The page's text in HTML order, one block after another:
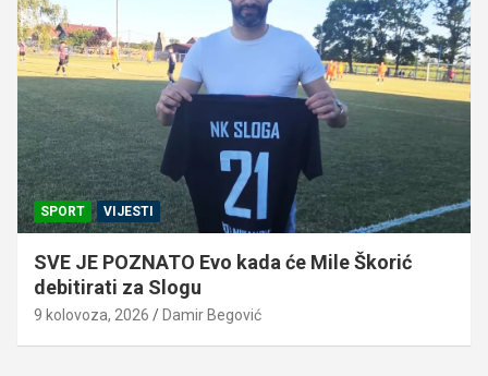
SPORT VIJESTI
SVE JE POZNATO Evo kada će Mile Škorić
debitirati za Slogu
9 kolovoza, 2026 Damir Begović